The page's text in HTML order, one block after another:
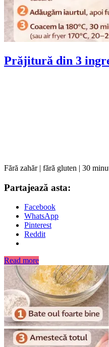
Prăjitură din 3
Fără zahăr | fără gluten | 30
Partajează asta:
Facebook
WhatsApp
Pinterest
Reddit
Read more